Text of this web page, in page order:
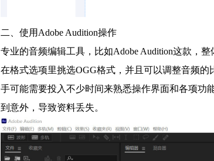
二、使用Adobe Audition操作
专业的音频编辑工具，比如Adobe Audition这款，
在格式选项里挑选OGG格式，并且可以调整音频
手可能需要投入不少时间来熟悉操作界面和各项功
到意外，导致资料丢失。